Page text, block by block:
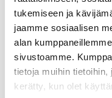
tukemiseen ja
jaamme sosiaalisen
alan
sivustoamme.
tietoja muihin tietoihin,
kerätty, kun olet